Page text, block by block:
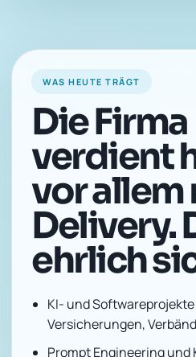
WAS HEUTE TRÄGT
Die Firma
verdient
vor allem
Delivery.
ehrlich
KI- und
Versicherungen,
Prompt Engineering